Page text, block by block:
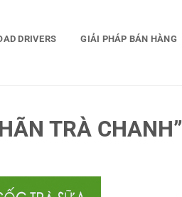
DRIVERS GIẢI PHÁP BÁN HÀNG
TRÀ CHANH”